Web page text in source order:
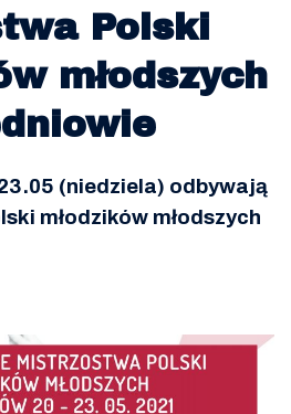
Polski
młodszych
(niedziela) odbywają
młodzików młodszych